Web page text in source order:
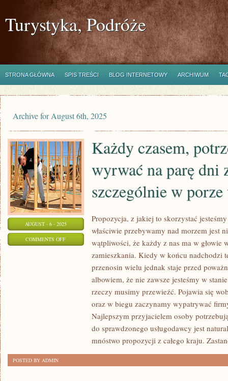
Turystyka, Podróże
STRONA GŁÓWNA SPIS TREŚCI BLOG INTERNETOWY ARCHIWUM
Archive for August 6th, 2025
AUGUST - 6 - 2025
COMMENTS OFFON
POTRZEBUJE
Z
MIESZKANIA,
Każdy czasem,
wyrwać na parę dni
szczególnie w
Propozycja, z jakiej to skorzystać
właściwie przebywamy nad morzem jest
wątpliwości, że każdy z nas ma w głowie
zamieszkania. Kiedy w końcu nadchodzi
przenosin wielu jednak staje przed
albowiem, że nie zawsze jesteśmy w
rzeczy musimy przewieźć. Pojawia się
oraz w biegu zaczynamy wypatrywać
Najlepszym przyjacielem osoby
do sprawdzonego usługodawcy jest
mnóstwo propozycji z całego kraju.
POSTED BY ADMIN